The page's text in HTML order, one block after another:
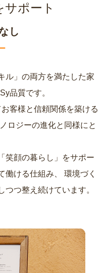
サポート
し
ル」の両方を満たした家
品質です。
客様と信頼関係を築ける
笑顔の暮らし」をサポー
働ける仕組み、
つつ整え続けています。